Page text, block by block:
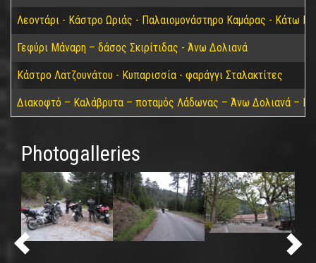
Λεοντάρι - Κάστρο Ωριάς - Παλαιομονάστηρο Καμάρας - Κάτω
Γεφύρι Μάναρη – δάσος Σκιρίτιδας - Άνω Δολιανά
Κάστρο Λατζουνάτου - Κυπαρισσία - φαράγγι Σταλακτίτες
Διακοφτό – Καλάβρυτα – ποταμός Λάδωνας – Άνω Δολιανά –
Photogalleries